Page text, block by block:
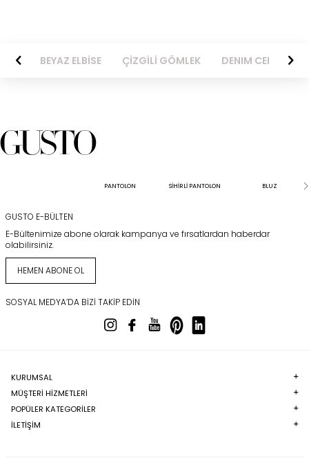
BEYAZ ELBİSE ÇİZGİLİ GÖMLEK DENIM CEKET
PANTOLON SİHİRLİ PANTOLON BLUZ
GUSTO E-BÜLTEN
E-Bültenimize abone olarak kampanya ve fırsatlardan haberdar
olabilirsiniz.
HEMEN ABONE OL
SOSYAL MEDYA’DA BIZI TAKIP EDIN
KURUMSAL
MÜŞTERI HIZMETLERI
POPÜLER KATEGORILER
İLETİŞİM